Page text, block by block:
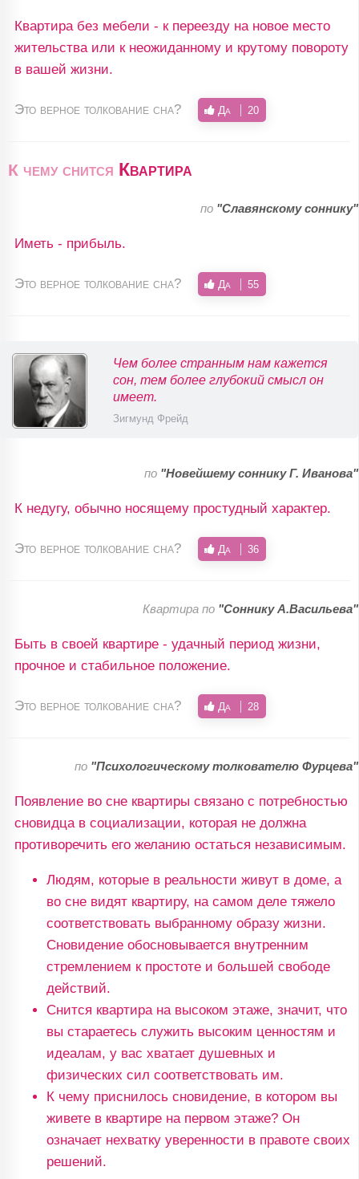
Квартира без мебели - к переезду на новое место
жительства или к неожиданному и крутому повороту
в вашей жизни.
Это верное толкование сна? Да 20
К чему снится Квартира
по "Славянскому соннику"
Иметь - прибыль.
Это верное толкование сна? Да 55
Чем более странным нам кажется
сон, тем более глубокий смысл он
имеет.
Зигмунд Фрейд
по "Новейшему соннику Г. Иванова"
К недугу, обычно носящему простудный характер.
Это верное толкование сна? Да 36
Квартира по "Соннику А.Васильева"
Быть в своей квартире - удачный период жизни,
прочное и стабильное положение.
Это верное толкование сна? Да 28
по "Психологическому толкователю Фурцева"
Появление во сне квартиры связано с потребностью
сновидца в социализации, которая не должна
противоречить его желанию остаться независимым.
Людям, которые в реальности живут в доме, а
во сне видят квартиру, на самом деле тяжело
соответствовать выбранному образу жизни.
Сновидение обосновывается внутренним
стремлением к простоте и большей свободе
действий.
Снится квартира на высоком этаже, значит, что
вы стараетесь служить высоким ценностям и
идеалам, у вас хватает душевных и
физических сил соответствовать им.
К чему приснилось сновидение, в котором вы
живете в квартире на первом этаже? Он
означает нехватку уверенности в правоте своих
решений.